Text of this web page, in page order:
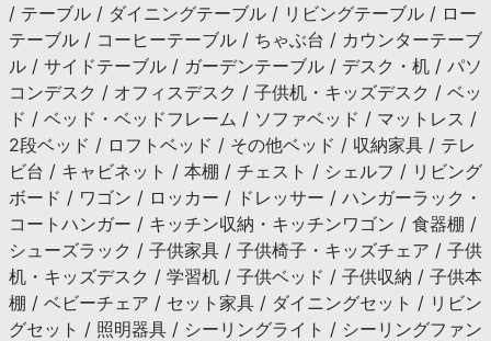
/ テーブル / ダイニングテーブル / リビングテーブル / ロー
テーブル / コーヒーテーブル / ちゃぶ台 / カウンターテーブ
ル / サイドテーブル / ガーデンテーブル / デスク・机 / パソ
コンデスク / オフィスデスク / 子供机・キッズデスク / ベッ
ド / ベッド・ベッドフレーム / ソファベッド / マットレス /
2段ベッド / ロフトベッド / その他ベッド / 収納家具 / テレ
ビ台 / キャビネット / 本棚 / チェスト / シェルフ / リビング
ボード / ワゴン / ロッカー / ドレッサー / ハンガーラック・
コートハンガー / キッチン収納・キッチンワゴン / 食器棚 /
シューズラック / 子供家具 / 子供椅子・キッズチェア / 子供
机・キッズデスク / 学習机 / 子供ベッド / 子供収納 / 子供本
棚 / ベビーチェア / セット家具 / ダイニングセット / リビン
グセット / 照明器具 / シーリングライト / シーリングファン